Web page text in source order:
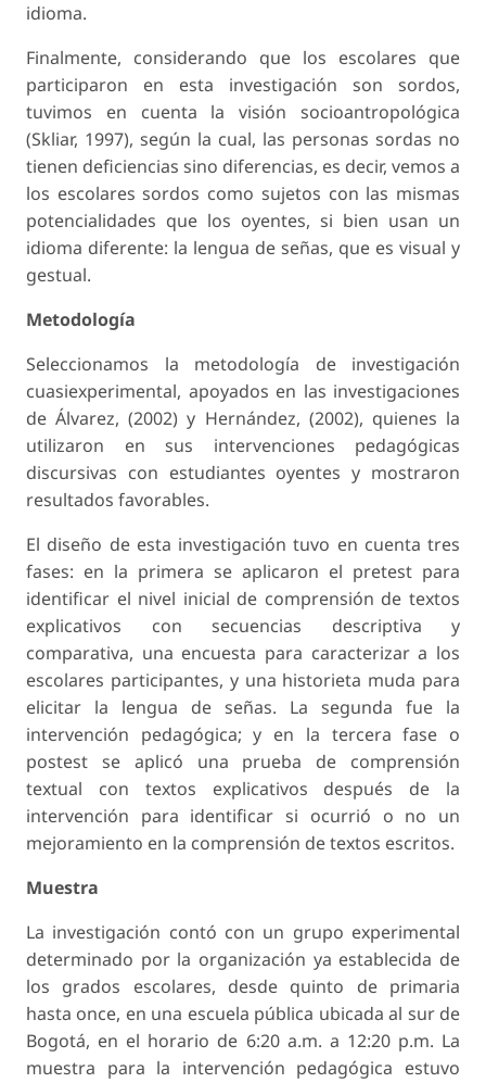
idioma.
Finalmente, considerando que los escolares que
participaron en esta investigación son sordos,
tuvimos en cuenta la visión socioantropológica
(Skliar, 1997), según la cual, las personas sordas no
tienen deficiencias sino diferencias, es decir, vemos a
los escolares sordos como sujetos con las mismas
potencialidades que los oyentes, si bien usan un
idioma diferente: la lengua de señas, que es visual y
gestual.
Metodología
Seleccionamos la metodología de investigación
cuasiexperimental, apoyados en las investigaciones
de Álvarez, (2002) y Hernández, (2002), quienes la
utilizaron en sus intervenciones pedagógicas
discursivas con estudiantes oyentes y mostraron
resultados favorables.
El diseño de esta investigación tuvo en cuenta tres
fases: en la primera se aplicaron el pretest para
identificar el nivel inicial de comprensión de textos
explicativos con secuencias descriptiva y
comparativa, una encuesta para caracterizar a los
escolares participantes, y una historieta muda para
elicitar la lengua de señas. La segunda fue la
intervención pedagógica; y en la tercera fase o
postest se aplicó una prueba de comprensión
textual con textos explicativos después de la
intervención para identificar si ocurrió o no un
mejoramiento en la comprensión de textos escritos.
Muestra
La investigación contó con un grupo experimental
determinado por la organización ya establecida de
los grados escolares, desde quinto de primaria
hasta once, en una escuela pública ubicada al sur de
Bogotá, en el horario de 6:20 a.m. a 12:20 p.m. La
muestra para la intervención pedagógica estuvo